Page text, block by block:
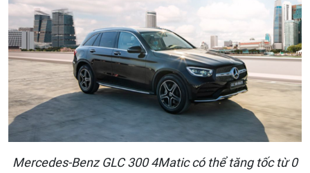
Mercedes-Benz GLC 300 4Matic có thể tăng tốc từ 0